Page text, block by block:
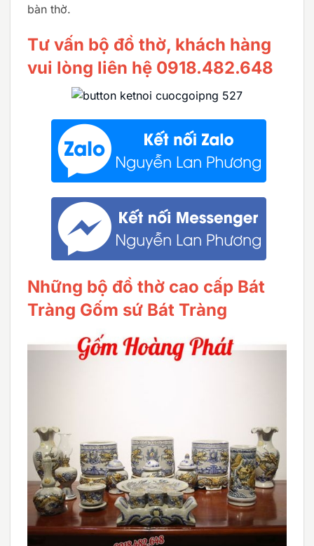
bàn thờ.
Tư vấn bộ đồ thờ, khách hàng
vui lòng liên hệ 0918.482.648
Những bộ đồ thờ cao cấp Bát
Tràng Gốm sứ Bát Tràng